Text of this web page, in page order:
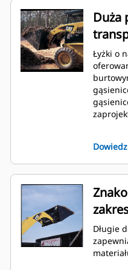
Duża
Łyżki o
zrębki,
czy
Długie